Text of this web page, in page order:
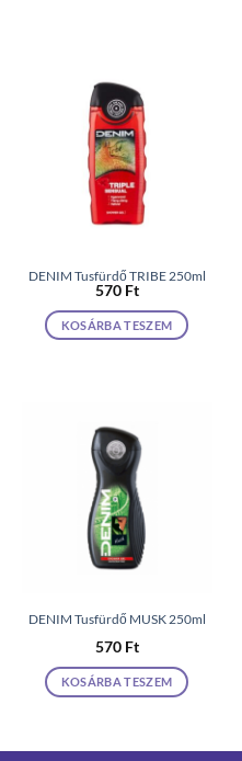
DENIM Tusfürdő TRIBE 250ml
570 Ft
KOSÁRBA TESZEM
DENIM Tusfürdő MUSK 250ml
570 Ft
KOSÁRBA TESZEM